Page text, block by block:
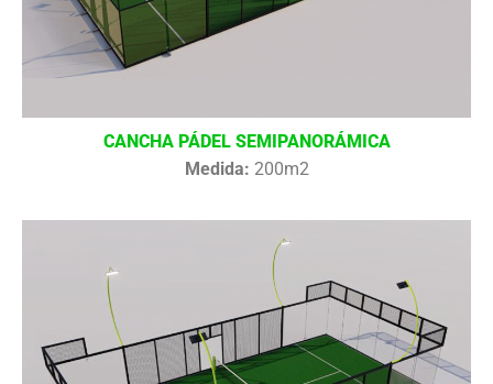
CANCHA PÁDEL SEMIPANORÁMICA
Medida: 200m2